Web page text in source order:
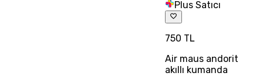
Plus Satıcı
750 TL
Air maus andorit
akıllı kumanda